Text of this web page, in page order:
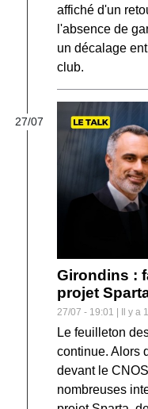
affiché d'un
l'absence de
un décalage
club.
27/07
Girondins :
projet
27/07 - 19:01 | Il y a
Le feuilleton
continue. Alors
devant le
nombreuses